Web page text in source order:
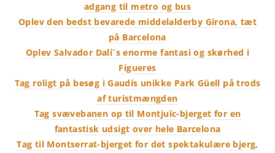
adgang til metro og bus
Oplev den bedst bevarede middelalderby Girona, tæt
på Barcelona
Oplev Salvador Dalí´s enorme fantasi og skørhed i
Figueres
Tag roligt på besøg i Gaudís unikke Park Güell på trods
af turistmængden
Tag svævebanen op til Montjuïc-bjerget for en
fantastisk udsigt over hele Barcelona
Tag til Montserrat-bjerget for det spektakulære bjerg,